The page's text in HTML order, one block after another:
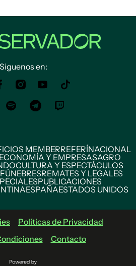
Siguenos en:
MEMBERREFERÍNACIONAL
ECONOMÍA Y EMPRESASAGRO
CULTURA Y ESPECTÁCULOS
FÚNEBRESREMATES Y LEGALES
PUBLICACIONES
ESPAÑAESTADOS UNIDOS
Políticas de Privacidad
Contacto